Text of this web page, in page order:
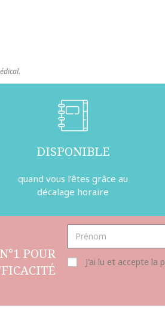
DISPONIBLE
quand vous l’êtes grâce au
décalage horaire
POUR
J'ai lu et accepte la